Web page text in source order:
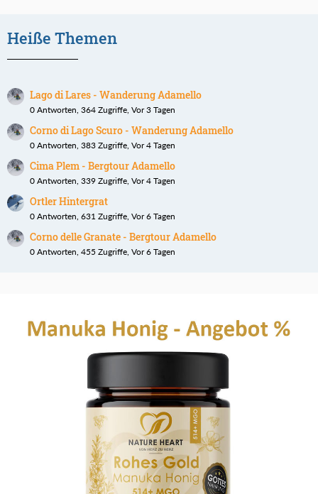
Heiße Themen
Lago di Lares - Wanderung Adamello
0 Antworten, 364 Zugriffe, Vor 3 Tagen
Corno di Lago Scuro - Wanderung Adamello
0 Antworten, 383 Zugriffe, Vor 4 Tagen
Cima Plem - Bergtour Adamello
0 Antworten, 339 Zugriffe, Vor 4 Tagen
Ortler Hintergrat
0 Antworten, 631 Zugriffe, Vor 6 Tagen
Corno delle Granate - Bergtour Adamello
0 Antworten, 455 Zugriffe, Vor 6 Tagen